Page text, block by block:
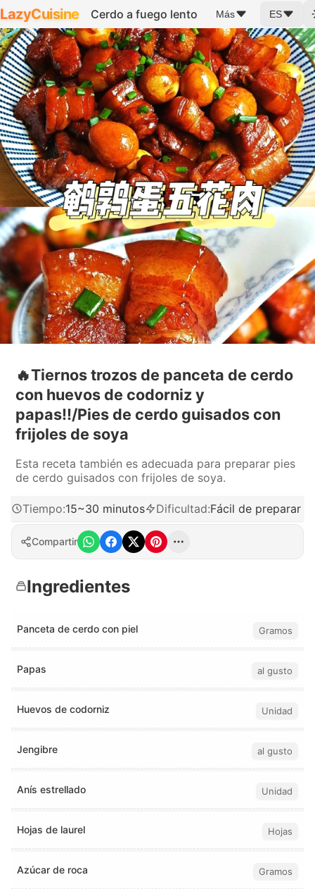
LazyCuisine Cerdo a fuego lento Más ES
🔥Tiernos trozos de panceta de cerdo
con huevos de codorniz y
papas‼️/Pies de cerdo guisados con
frijoles de soya
Esta receta también es adecuada para preparar pies
de cerdo guisados con frijoles de soya.
Tiempo:15~30 minutos Dificultad:Fácil de preparar
Compartir
Ingredientes
Panceta de cerdo con piel Gramos
Papas al gusto
Huevos de codorniz Unidad
Jengibre al gusto
Anís estrellado Unidad
Hojas de laurel Hojas
Azúcar de roca Gramos